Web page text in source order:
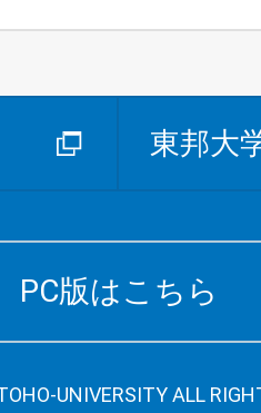
東邦大
PC版はこちら
UNIVERSITY ALL